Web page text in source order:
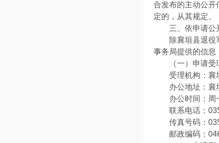
合发布的主动公开
定的，从其规定
三、依申请
除襄垣县退
事务局提供的信
（一）申请
受理机构：
办公地址：
办公时间：
联系电话：
传真号码：
邮政编码：